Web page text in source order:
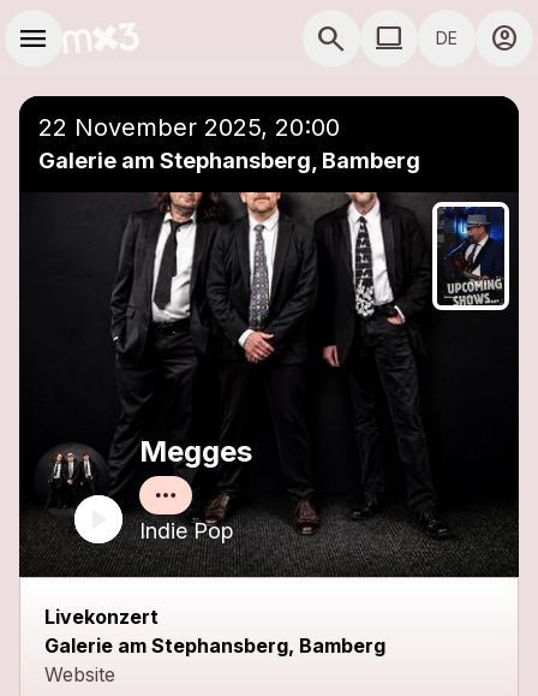
menu search COMPUTER
computer DE account_circle
22 November 2025, 20:00
Galerie am Stephansberg, Bamberg
Megges
Indie Pop
Livekonzert
Galerie am Stephansberg, Bamberg
Website
Einer Playlist hinzufügen close